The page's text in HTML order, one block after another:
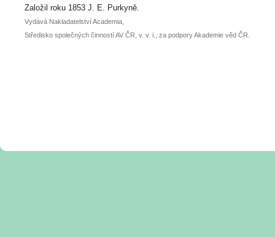
posteru je už 30. června.
Založil roku 1853 J. E. Purkyně.
Vydává Nakladatelství Academia,
Středisko společných činností AV ČR, v. v. i., za podpory Akademie věd ČR.